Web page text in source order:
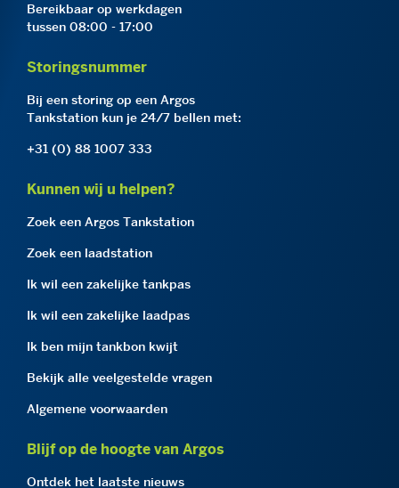
Bereikbaar op werkdagen
tussen 08:00 - 17:00
Storingsnummer
Bij een storing op een Argos
Tankstation kun je 24/7 bellen met:
+31 (0) 88 1007 333
Kunnen wij u helpen?
Zoek een Argos Tankstation
Zoek een laadstation
Ik wil een zakelijke tankpas
Ik wil een zakelijke laadpas
Ik ben mijn tankbon kwijt
Bekijk alle veelgestelde vragen
Algemene voorwaarden
Blijf op de hoogte van Argos
Ontdek het laatste nieuws